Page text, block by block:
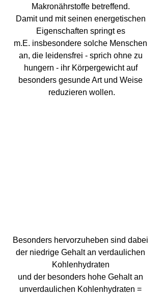
Makronährstoffe betreffend.
Damit und mit seinen energetischen
Eigenschaften springt es
m.E. insbesondere solche Menschen
an, die leidensfrei - sprich ohne zu
hungern - ihr Körpergewicht auf
besonders gesunde Art und Weise
reduzieren wollen.
Besonders hervorzuheben sind dabei
der niedrige Gehalt an verdaulichen
Kohlenhydraten
und der besonders hohe Gehalt an
unverdaulichen Kohlenhydraten =